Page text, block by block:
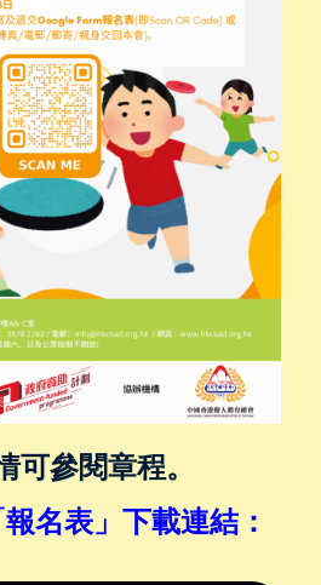
可參閱章程。
報名表 」 下載連結：